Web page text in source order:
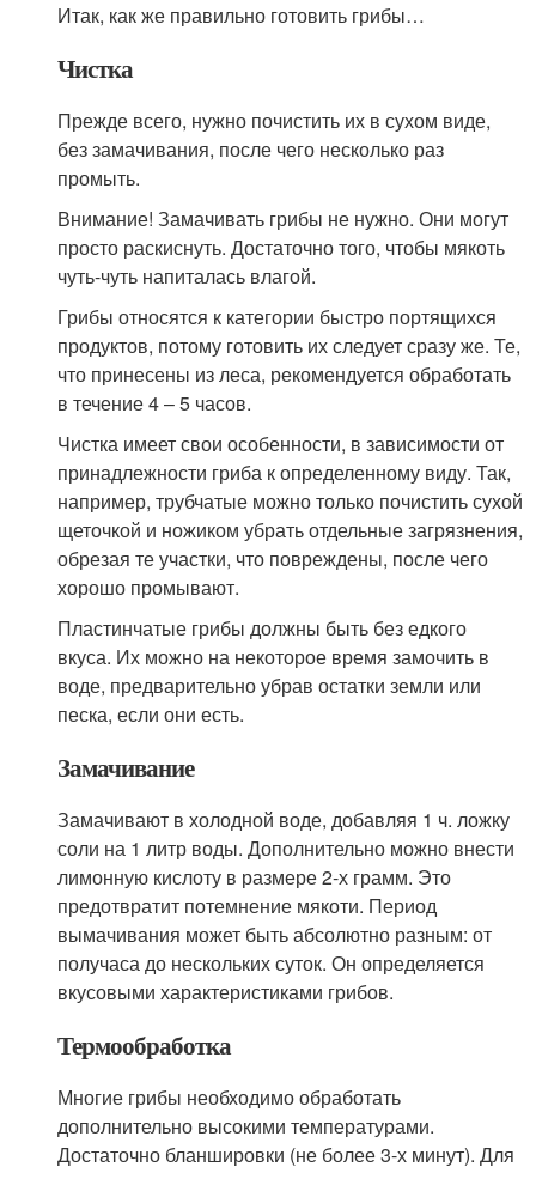
Итак, как же правильно готовить грибы…
Чистка
Прежде всего, нужно почистить их в сухом виде,
без замачивания, после чего несколько раз
промыть.
Внимание! Замачивать грибы не нужно. Они могут
просто раскиснуть. Достаточно того, чтобы мякоть
чуть-чуть напиталась влагой.
Грибы относятся к категории быстро портящихся
продуктов, потому готовить их следует сразу же. Те,
что принесены из леса, рекомендуется обработать
в течение 4 – 5 часов.
Чистка имеет свои особенности, в зависимости от
принадлежности гриба к определенному виду. Так,
например, трубчатые можно только почистить сухой
щеточкой и ножиком убрать отдельные загрязнения,
обрезая те участки, что повреждены, после чего
хорошо промывают.
Пластинчатые грибы должны быть без едкого
вкуса. Их можно на некоторое время замочить в
воде, предварительно убрав остатки земли или
песка, если они есть.
Замачивание
Замачивают в холодной воде, добавляя 1 ч. ложку
соли на 1 литр воды. Дополнительно можно внести
лимонную кислоту в размере 2-х грамм. Это
предотвратит потемнение мякоти. Период
вымачивания может быть абсолютно разным: от
получаса до нескольких суток. Он определяется
вкусовыми характеристиками грибов.
Термообработка
Многие грибы необходимо обработать
дополнительно высокими температурами.
Достаточно бланшировки (не более 3-х минут). Для